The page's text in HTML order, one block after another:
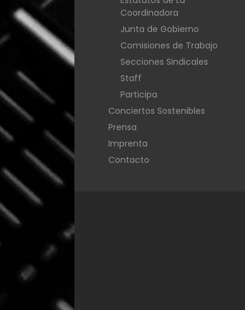
Coordinadora
Junta de Gobierno
Comisiones de Trabajo
Secciones Sindicales
Staff
Participa
Conciertos Sostenibles
Prensa
Imprenta
Contacto